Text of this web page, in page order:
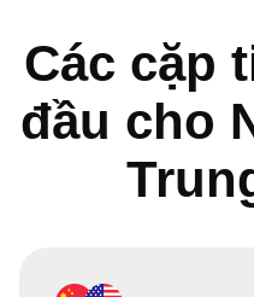
Các cặp
đầu cho